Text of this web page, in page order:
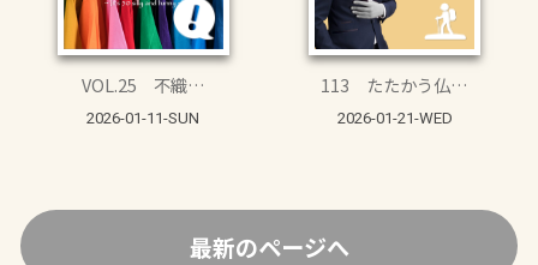
VOL.25 不織…
2026-01-11-SUN
113 たたかう仏…
2026-01-21-WED
最新のページへ